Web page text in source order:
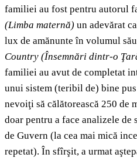
familiei au fost pentru autorul
(Limba maternă) un adevărat
lux de amănunte în volumul
Country (Însemnări dintr-o
familiei au avut de completat
unui sistem (teribil de) bine
nevoiţi să călătorească 250
doar pentru a face analizele
de Guvern (la cea mai mică
repetat). În sfîrşit, a urmat